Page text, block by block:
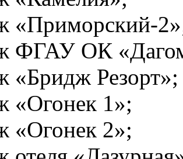
«Приморский-
ФГАУ ОК
«Бридж Резорт»;
«Огонек 1»;
«Огонек 2»;